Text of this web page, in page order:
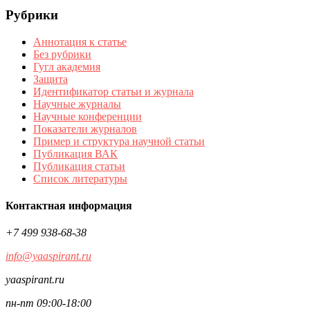
Рубрики
Аннотация к статье
Без рубрики
Гугл академия
Защита
Идентификатор статьи и журнала
Научные журналы
Научные конференции
Показатели журналов
Пример и структура научной статьи
Публикация ВАК
Публикация статьи
Список литературы
Контактная информация
+7 499 938-68-38
info@yaaspirant.ru
yaaspirant.ru
пн-пт 09:00-18:00